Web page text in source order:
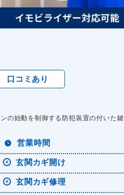
口コミあり
の始動を制御する防犯装置の付いた鍵
営業時間
玄関カギ開け
玄関カギ修理